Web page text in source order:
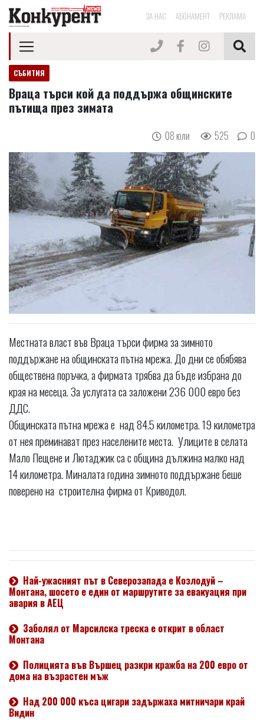
ЗА НАС АБОНАМЕНТ РЕКЛАМА
СЪБИТИЯ
Враца търси кой да поддържа общинските
пътища през зимата
08 юли 525 0
Местната власт във Враца търси фирма за зимното
поддържане на общинската пътна мрежа. До дни се обябява
обществена поръчка, а фирмата трябва да бъде избрана до
края на месеца. За услугата са заложени 236 000 евро без
ДДС.
Общинската пътна мрежа е над 84.5 километра. 19 километра
от нея преминават през населените места. Улиците в селата
Мало Пещене и Лютаджик са с община дължина малко над
14 километра. Миналата година зимното поддържане беше
поверено на строителна фирма от Криводол.
Най-ужасният път в Северозапада е Козлодуй –
Монтана, шосето е един от маршрутите за евакуация при
авария в АЕЦ
Заболял от Марсилска треска е открит в област
Монтана
Полицията във Вършец разкри кражба на 200 евро от
дома на възрастен мъж
Над 200 000 къса цигари задържаха митничари край
Видин